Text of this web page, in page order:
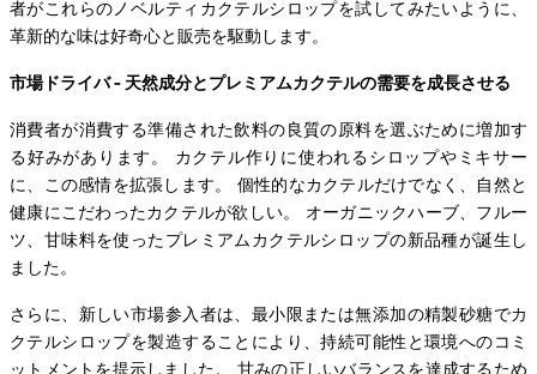
者がこれらのノベルティカクテルシロップを試してみたいように、
革新的な味は好奇心と販売を駆動します。
市場ドライバ - 天然成分とプレミアムカクテルの需要を成長させる
消費者が消費する準備された飲料の良質の原料を選ぶために増加す
る好みがあります。 カクテル作りに使われるシロップやミキサー
に、この感情を拡張します。 個性的なカクテルだけでなく、自然と
健康にこだわったカクテルが欲しい。 オーガニックハーブ、フルー
ツ、甘味料を使ったプレミアムカクテルシロップの新品種が誕生し
ました。
さらに、新しい市場参入者は、最小限または無添加の精製砂糖でカ
クテルシロップを製造することにより、持続可能性と環境へのコミ
ットメントを提示しました。 甘みの正しいバランスを達成するため